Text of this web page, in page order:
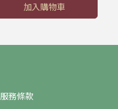
加入購物車
服務條款